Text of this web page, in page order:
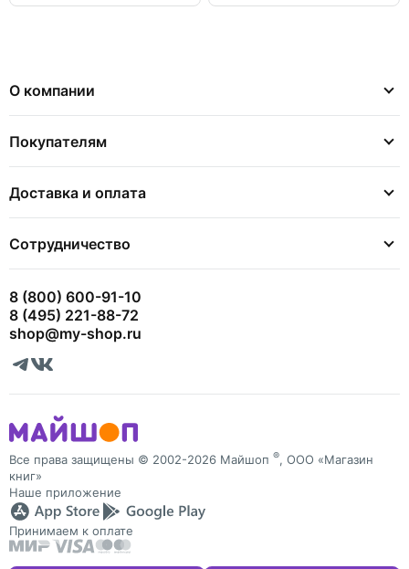
О компании
Покупателям
Доставка и оплата
Сотрудничество
8 (800) 600-91-10
8 (495) 221-88-72
shop@my-shop.ru
Все права защищены © 2002-2026 Майшоп ®, ООО «Магазин
книг»
Наше приложение
Принимаем к оплате